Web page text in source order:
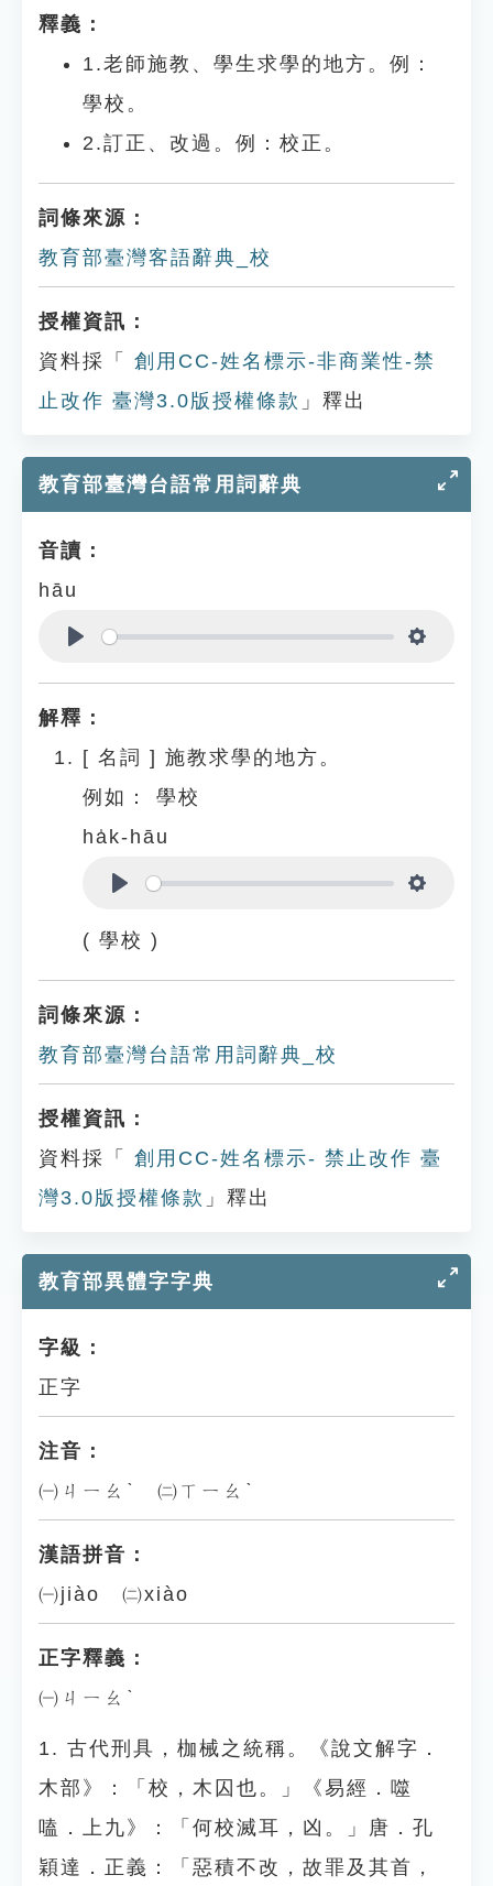
釋義：
1.老師施教、學生求學的地方。例：
學校。
2.訂正、改過。例：校正。
詞條來源：
教育部臺灣客語辭典_校
授權資訊：
資料採「
創用CC-姓名標示-非商業性-禁
止改作 臺灣3.0版授權條款 」釋出
教育部臺灣台語常用詞辭典
音讀：
hāu
解釋：
[ 名詞 ] 施教求學的地方。
例如：
學校
ha̍k-hāu
( 學校 )
詞條來源：
教育部臺灣台語常用詞辭典_校
授權資訊：
資料採「
創用CC-姓名標示- 禁止改作 臺
灣3.0版授權條款 」釋出
教育部異體字字典
字級：
正字
注音：
㈠ㄐㄧㄠˋ ㈡ㄒㄧㄠˋ
漢語拼音：
㈠jiào ㈡xiào
正字釋義：
㈠ㄐㄧㄠˋ
1. 古代刑具，枷械之統稱。《說文解字．
木部》：「校，木囚也。」《易經．噬
嗑．上九》：「何校滅耳，凶。」唐．孔
穎達．正義：「惡積不改，故罪及其首，